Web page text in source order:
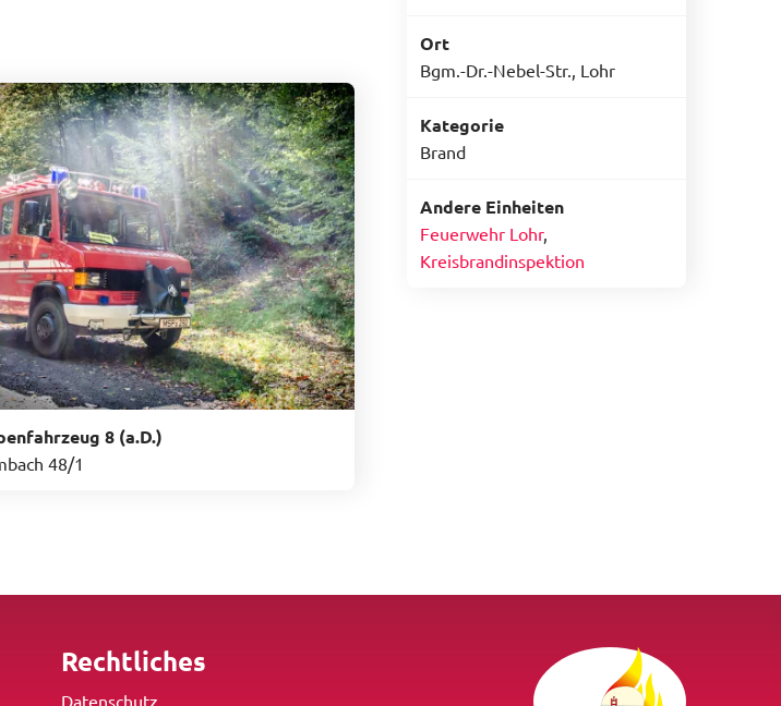
8 (a.D.)
48/1
Ort
Bgm.-Dr.-Nebel-Str., Lohr
Kategorie
Brand
Andere Einheiten
Feuerwehr Lohr,
Kreisbrandinspektion
Rechtliches
Datenschutz